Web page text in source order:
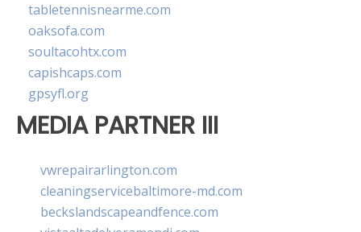
tabletennisnearme.com
oaksofa.com
soultacohtx.com
capishcaps.com
gpsyfl.org
MEDIA PARTNER III
vwrepairarlington.com
cleaningservicebaltimore-md.com
beckslandscapeandfence.com